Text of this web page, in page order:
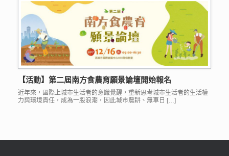
【活動】第二屆南方食農育願景論壇開始報名
近年來，國際上城市生活者的意識覺醒，重新思考城市生活者的生活權
力與環境責任，成為一股浪潮，因此城市農耕、無車日 […]